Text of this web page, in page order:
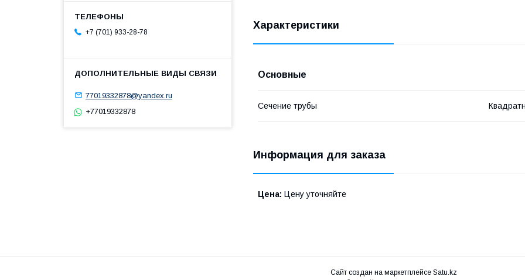
Характеристики
Основные
Сечение трубы
Информация для заказа
Цена: Цену уточняйте
+7 (701) 933-28-78
77019332878@yandex.ru
+77019332878
Сайт создан на маркетплейсе Satu.kz